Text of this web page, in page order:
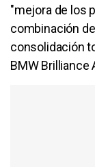
"mejora de los
combinación
consolidación
BMW Brilliance